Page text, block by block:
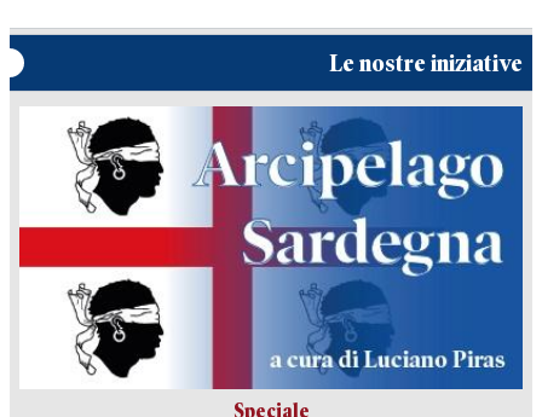
Le nostre iniziative
Speciale